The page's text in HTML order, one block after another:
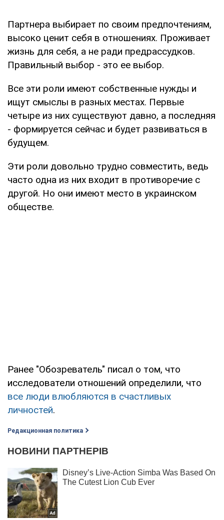
Партнера выбирает по своим предпочтениям,
высоко ценит себя в отношениях. Проживает
жизнь для себя, а не ради предрассудков.
Правильный выбор - это ее выбор.
Все эти роли имеют собственные нужды и
ищут смыслы в разных местах. Первые
четыре из них существуют давно, а последняя
- формируется сейчас и будет развиваться в
будущем.
Эти роли довольно трудно совместить, ведь
часто одна из них входит в противоречие с
другой. Но они имеют место в украинском
обществе.
Ранее "Обозреватель" писал о том, что
исследователи отношений определили, что
все люди влюбляются в счастливых
личностей.
Редакционная политика